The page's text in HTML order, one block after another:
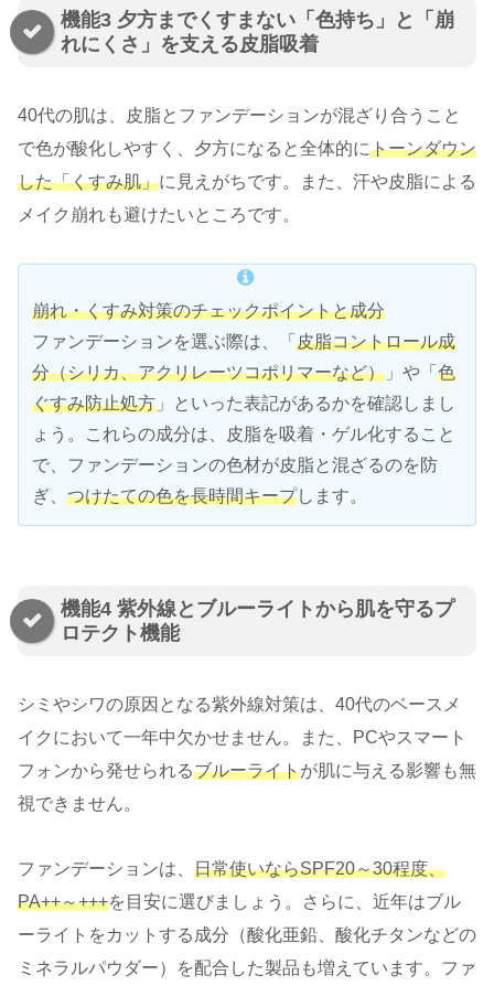
機能3 夕方までくすまない「色持ち」と「崩
れにくさ」を支える皮脂吸着
40代の肌は、皮脂とファンデーションが混ざり合うこと
で色が酸化しやすく、夕方になると全体的にトーンダウン
した「くすみ肌」に見えがちです。また、汗や皮脂による
メイク崩れも避けたいところです。
崩れ・くすみ対策のチェックポイントと成分
ファンデーションを選ぶ際は、「 皮脂コントロール成
分（シリカ、アクリレーツコポリマーなど） 」や「 色
ぐすみ防止処方 」といった表記があるかを確認しまし
ょう。これらの成分は、皮脂を吸着・ゲル化すること
で、ファンデーションの色材が皮脂と混ざるのを防
ぎ、 つけたての色を長時間キープします。
機能4 紫外線とブルーライトから肌を守るプ
ロテクト機能
シミやシワの原因となる紫外線対策は、40代のベースメ
イクにおいて一年中欠かせません。また、PCやスマート
フォンから発せられるブルーライトが肌に与える影響も無
視できません。
ファンデーションは、 日常使いならSPF20～30程度、
PA++～+++を目安に選びましょう。さらに、近年はブル
ーライトをカットする成分（酸化亜鉛、酸化チタンなどの
ミネラルパウダー）を配合した製品も増えています。ファ